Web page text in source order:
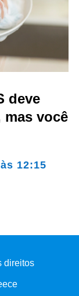
deve
mas você
12:15
direitos